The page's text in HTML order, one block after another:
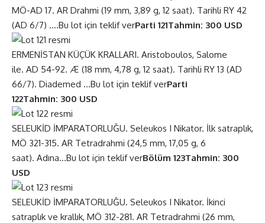
MÖ-AD 17. AR Drahmi (19 mm, 3,89 g, 12 saat). Tarihli RY 42
(AD 6/7) ….Bu lot için teklif verParti 121Tahmin: 300 USD
ERMENİSTAN KÜÇÜK KRALLARI. Aristoboulos, Salome
ile. AD 54-92. Æ (18 mm, 4,78 g, 12 saat). Tarihli RY 13 (AD
66/7). Diademed …Bu lot için teklif verParti
122Tahmin: 300 USD
SELEUKİD İMPARATORLUĞU. Seleukos I Nikator. İlk satraplık,
MÖ 321-315. AR Tetradrahmi (24,5 mm, 17,05 g, 6
saat). Adına…Bu lot için teklif verBölüm 123Tahmin: 300
USD
SELEUKİD İMPARATORLUĞU. Seleukos I Nikator. İkinci
satraplık ve krallık, MÖ 312-281. AR Tetradrahmi (26 mm,